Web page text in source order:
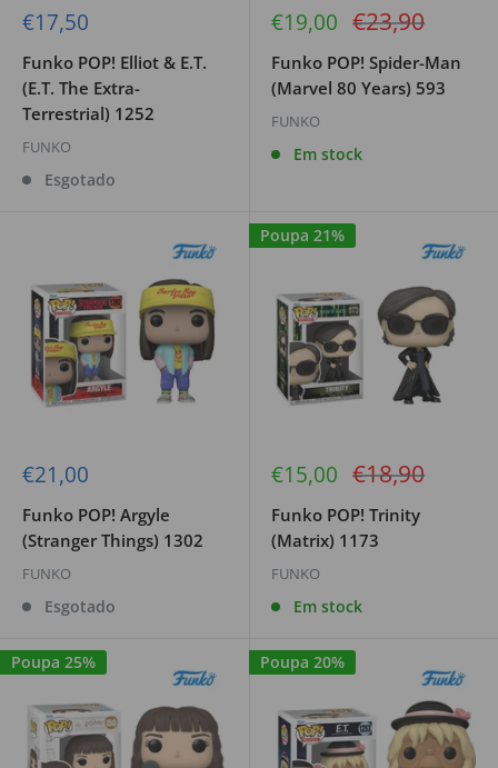
Preço
venda
€17,50
Funko POP! Elliot & E.T.
(E.T. The Extra-
Terrestrial) 1252
FUNKO
Esgotado
Preço
venda
€19,00 Preço
regular
€23,90
Funko POP! Spider-Man
(Marvel 80 Years) 593
FUNKO
Em stock
Preço
venda
€21,00
Funko POP! Argyle
(Stranger Things) 1302
FUNKO
Esgotado
Poupa 21%
Preço
venda
€15,00 Preço
regular
€18,90
Funko POP! Trinity
(Matrix) 1173
FUNKO
Em stock
Poupa 25% Poupa 20%